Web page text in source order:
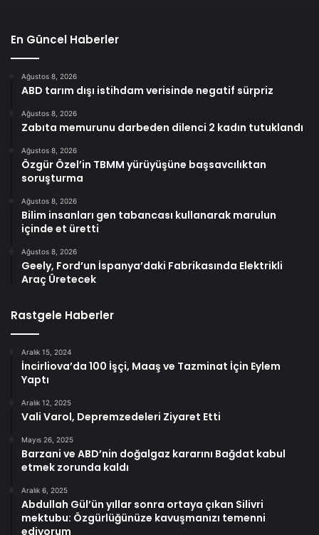
En Güncel Haberler
Ağustos 8, 2026
ABD tarım dışı istihdam verisinde negatif sürpriz
Ağustos 8, 2026
Zabıta memurunu darbeden dilenci 2 kadın tutuklandı
Ağustos 8, 2026
Özgür Özel’in TBMM yürüyüşüne başsavcılıktan
soruşturma
Ağustos 8, 2026
Bilim insanları gen tabancası kullanarak marulun
içinde et üretti
Ağustos 8, 2026
Geely, Ford’un İspanya’daki Fabrikasında Elektrikli
Araç Üretecek
Rastgele Haberler
Aralık 15, 2024
İncirliova’da 100 İşçi, Maaş ve Tazminat İçin Eylem
Yaptı
Aralık 12, 2025
Vali Varol, Depremzedeleri Ziyaret Etti
Mayıs 26, 2025
Barzani ve ABD’nin doğalgaz kararını Bağdat kabul
etmek zorunda kaldı
Aralık 6, 2025
Abdullah Gül’ün yıllar sonra ortaya çıkan Silivri
mektubu: Özgürlüğünüze kavuşmanızı temenni
ediyorum